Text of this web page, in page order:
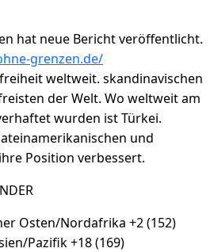
hat neue Bericht veröffentlicht.
grenzen.de/
weltweit. skandinavischen
der Welt. Wo weltweit am
wurden ist Türkei.
und
Position verbessert.
Osten/Nordafrika +2 (152)
Pazifik +18 (169)